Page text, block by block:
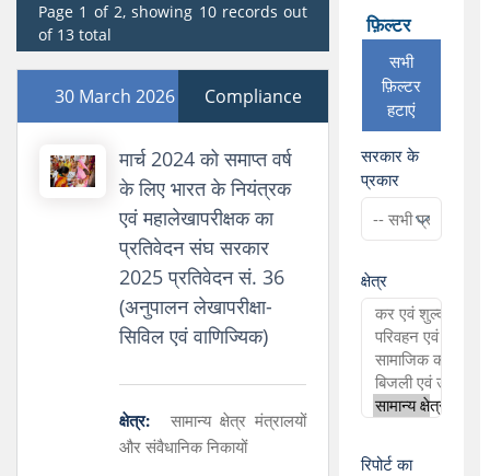
फ़िल्टर
सभी
फ़िल्टर
हटाएं
सरकार के
प्रकार
क्षेत्र
रिपोर्ट का
Page 1 of 2, showing 10 records out
of 13 total
30 March 2026 Compliance
मार्च 2024 को समाप्त वर्ष
के लिए भारत के नियंत्रक
एवं महालेखापरीक्षक का
प्रतिवेदन संघ सरकार
2025 प्रतिवेदन सं. 36
(अनुपालन लेखापरीक्षा-
सिविल एवं वाणिज्यिक)
क्षेत्र:
सामान्य क्षेत्र मंत्रालयों
और संवैधानिक निकायों